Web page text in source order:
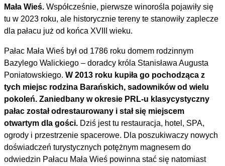
Mała Wieś. Współcześnie, pierwsze winorośla pojawiły się
tu w 2023 roku, ale historycznie tereny te stanowiły zaplecze
dla pałacu już od końca XVIII wieku.
Pałac Mała Wieś był od 1786 roku domem rodzinnym
Bazylego Walickiego – doradcy króla Stanisława Augusta
Poniatowskiego. W 2013 roku kupiła go pochodząca z
tych miejsc rodzina Barańskich, sadowników od wielu
pokoleń. Zaniedbany w okresie PRL-u klasycystyczny
pałac został odrestaurowany i stał się miejscem
otwartym dla gości. Dziś jest tu restauracja, hotel, SPA,
ogrody i przestrzenie spacerowe. Dla poszukiwaczy nowych
doświadczeń turystycznych potężnym magnesem do
odwiedzin Pałacu Mała Wieś powinna stać się natomiast